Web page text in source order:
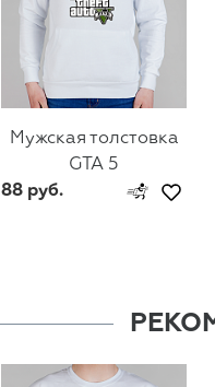
Мужская толстовка
GTA 5
88 руб.